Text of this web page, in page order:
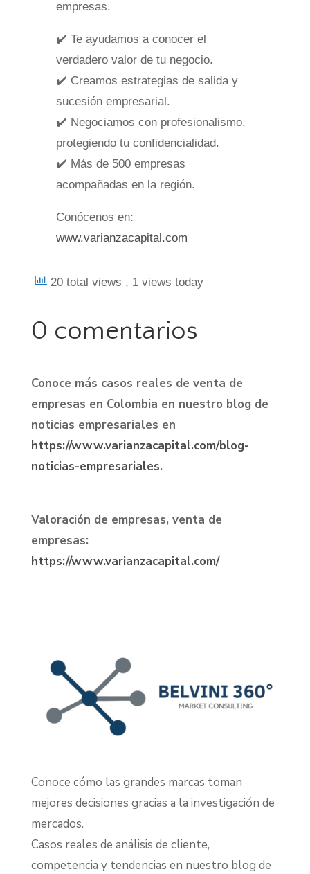
empresas.
✔️ Te ayudamos a conocer el
verdadero valor de tu negocio.
✔️ Creamos estrategias de salida y
sucesión empresarial.
✔️ Negociamos con profesionalismo,
protegiendo tu confidencialidad.
✔️ Más de 500 empresas
acompañadas en la región.
Conócenos en:
www.varianzacapital.com
20 total views , 1 views today
0 comentarios
Conoce más casos reales de venta de
empresas en Colombia en nuestro blog de
noticias empresariales en
https://www.varianzacapital.com/blog-
noticias-empresariales.
Valoración de empresas, venta de
empresas:
https://www.varianzacapital.com/
Conoce cómo las grandes marcas toman
mejores decisiones gracias a la investigación de
mercados.
Casos reales de análisis de cliente,
competencia y tendencias en nuestro blog de